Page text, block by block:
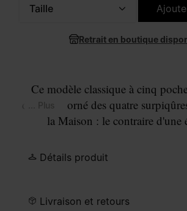
Retrait en boutique
Ce modèle classique à cinq
droite est orné des quatre
la Maison : le contraire d'une
Détails produit
Livraison et retours